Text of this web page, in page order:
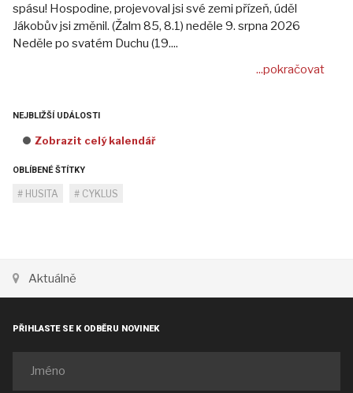
spásu! Hospodine, projevoval jsi své zemi přízeň, úděl
Jákobův jsi změnil. (Žalm 85, 8.1) neděle 9. srpna 2026
Neděle po svatém Duchu (19....
...pokračovat
NEJBLIŽŠÍ UDÁLOSTI
Zobrazit celý kalendář
OBLÍBENÉ ŠTÍTKY
HUSITA CYKLUS
Aktuálně
PŘIHLASTE SE K ODBĚRU NOVINEK